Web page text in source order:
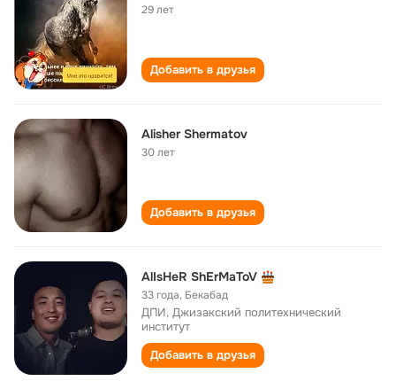
29 лет
Добавить в друзья
Alisher Shermatov
30 лет
Добавить в друзья
AlIsHeR ShErMaToV
33 года, Бекабад
ДПИ, Джизакский политехнический
институт
Добавить в друзья